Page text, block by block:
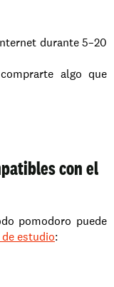
durante 5–20
algo que
con el
pomodoro puede
estudio: